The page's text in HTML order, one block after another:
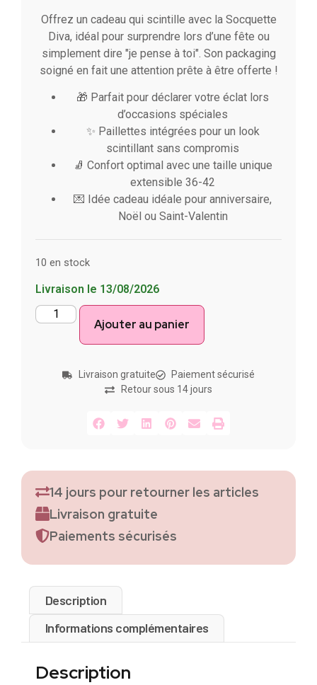
Offrez un cadeau qui scintille avec la Socquette
Diva, idéal pour surprendre lors d’une fête ou
simplement dire "je pense à toi". Son packaging
soigné en fait une attention prête à être offerte !
🎁 Parfait pour déclarer votre éclat lors
d’occasions spéciales
✨ Paillettes intégrées pour un look
scintillant sans compromis
🧦 Confort optimal avec une taille unique
extensible 36-42
💌 Idée cadeau idéale pour anniversaire,
Noël ou Saint-Valentin
10 en stock
Livraison le 13/08/2026
Ajouter au panier
Livraison gratuite
Paiement sécurisé
Retour sous 14 jours
14 jours pour retourner les articles
Livraison gratuite
Paiements sécurisés
Description
Informations complémentaires
Description